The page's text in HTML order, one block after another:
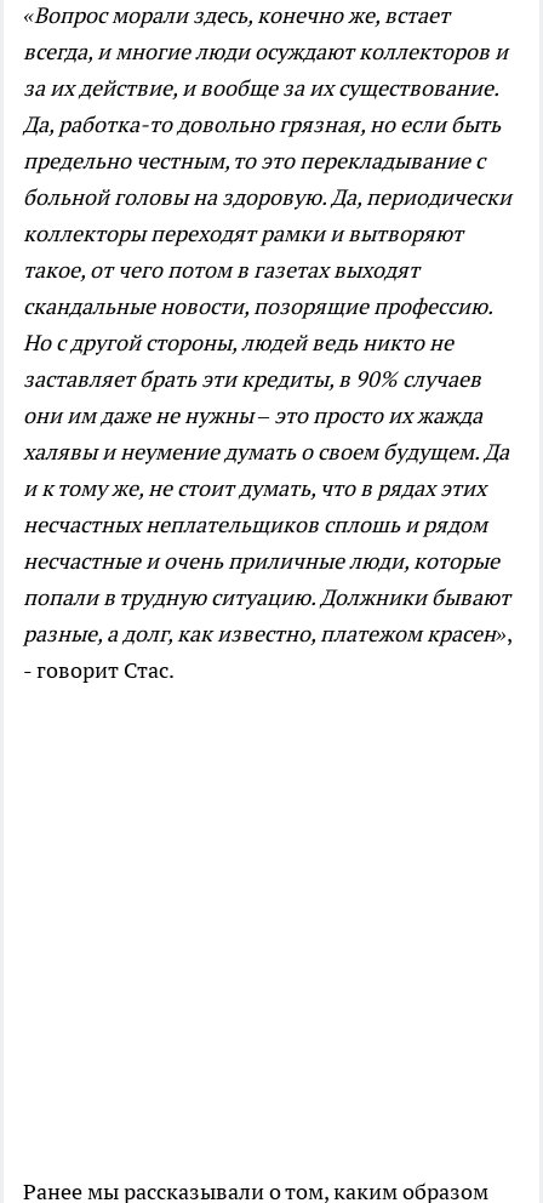
«Вопрос морали здесь, конечно же, встает
всегда, и многие люди осуждают коллекторов и
за их действие, и вообще за их существование.
Да, работка-то довольно грязная, но если быть
предельно честным, то это перекладывание с
больной головы на здоровую. Да, периодически
коллекторы переходят рамки и вытворяют
такое, от чего потом в газетах выходят
скандальные новости, позорящие профессию.
Но с другой стороны, людей ведь никто не
заставляет брать эти кредиты, в 90% случаев
они им даже не нужны – это просто их жажда
халявы и неумение думать о своем будущем. Да
и к тому же, не стоит думать, что в рядах этих
несчастных неплательщиков сплошь и рядом
несчастные и очень приличные люди, которые
попали в трудную ситуацию. Должники бывают
разные, а долг, как известно, платежом красен»,
- говорит Стас.
Ранее мы рассказывали о том, каким образом